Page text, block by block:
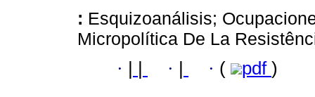
: Esquizoanálisis;
Micropolítica De La
· · · ( pdf )